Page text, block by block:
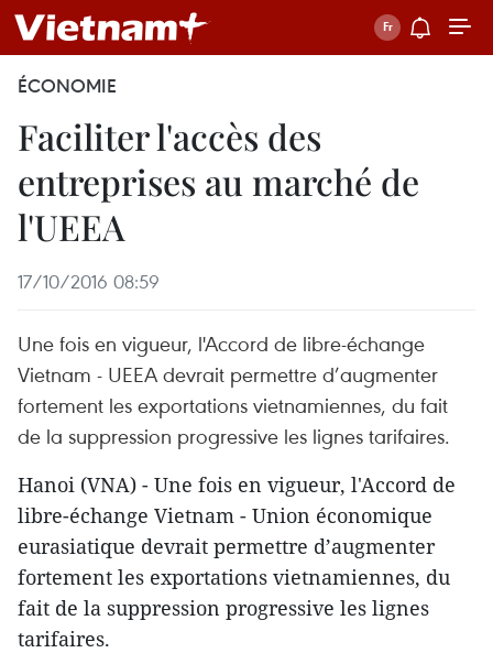
ÉCONOMIE
Faciliter l'accès des
entreprises au marché de
l'UEEA
17/10/2016 08:59
Une fois en vigueur, l'Accord de libre-échange
Vietnam - UEEA devrait permettre d’augmenter
fortement les exportations vietnamiennes, du fait
de la suppression progressive les lignes tarifaires.
Hanoi (VNA) - Une fois en vigueur, l'Accord de
libre-échange Vietnam - Union économique
eurasiatique devrait permettre d’augmenter
fortement les exportations vietnamiennes, du
fait de la suppression progressive les lignes
tarifaires.